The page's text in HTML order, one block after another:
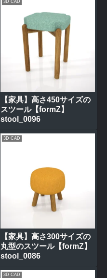
3D CAD
【家具】高さ450サイズの
スツール【formZ】
stool_0096
3D CAD
【家具】高さ300サイズの
丸型のスツール【formZ】
stool_0086
3D CAD